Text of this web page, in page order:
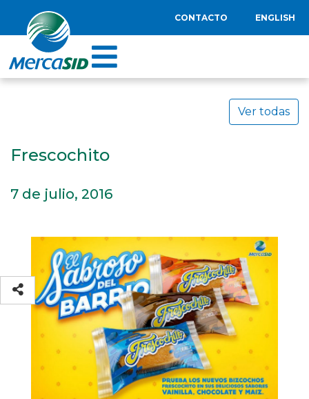
CONTACTO ENGLISH
Ver todas
Frescochito
7 de julio, 2016